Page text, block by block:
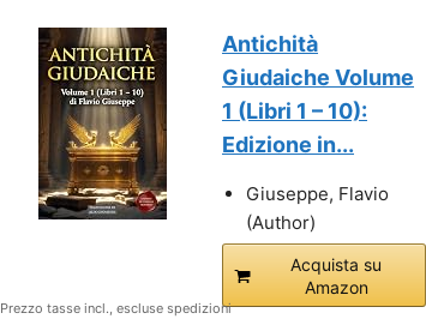
Antichità
Giudaiche Volume
1 (Libri 1 – 10):
Edizione in...
Giuseppe, Flavio
(Author)
Acquista su
Amazon
Prezzo tasse incl., escluse spedizioni